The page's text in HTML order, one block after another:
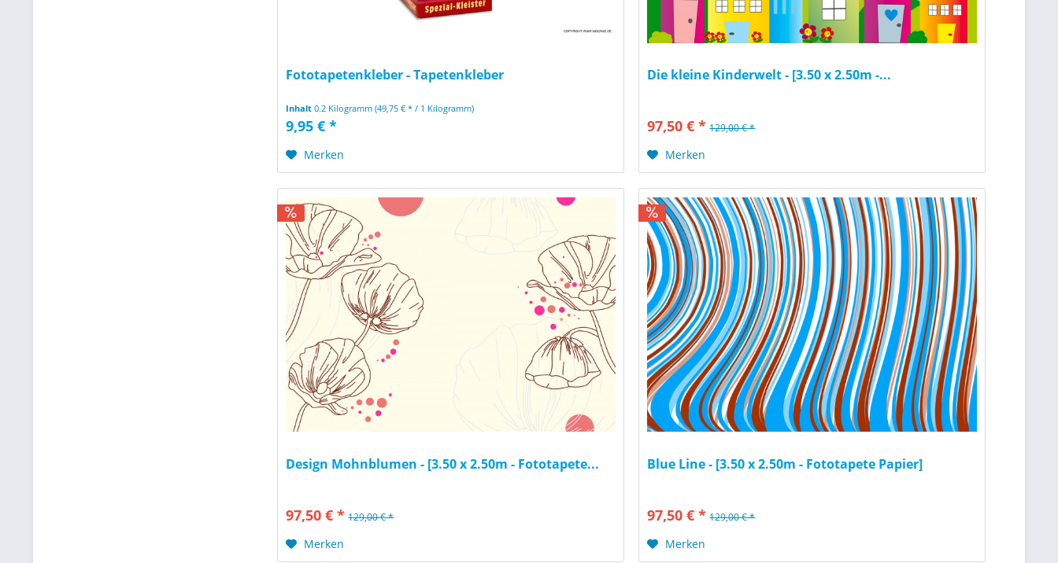
Fototapetenkleber - Tapetenkleber
Inhalt0.2 Kilogramm(49,75 € * / 1 Kilogramm)
9,95 € *
Merken
Die kleine Kinderwelt - [3.50 x 2.50m -...
97,50 € * 129,00 € *
Merken
Design Mohnblumen - [3.50 x 2.50m - Fototapete...
97,50 € * 129,00 € *
Merken
Blue Line - [3.50 x 2.50m - Fototapete Papier]
97,50 € * 129,00 € *
Merken